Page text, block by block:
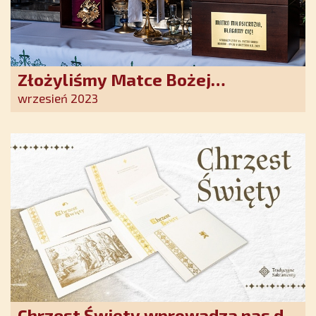
Złożyliśmy Matce Bożej
Ostrobramskiej pozłacane wotum
wrzesień 2023